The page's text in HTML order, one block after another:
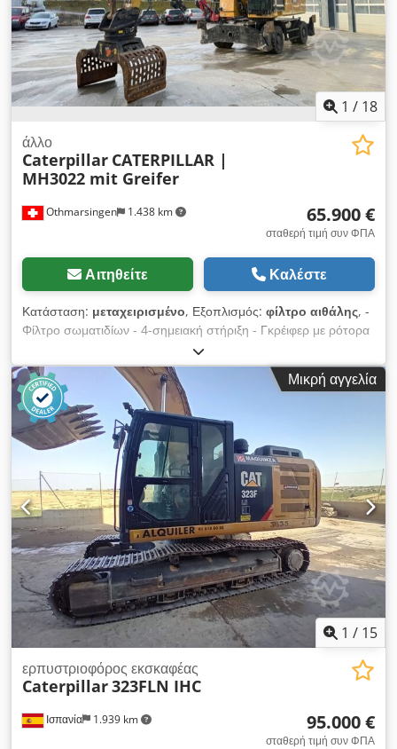
1 / 18
Othmarsingen 1.438 km
άλλο
Caterpillar CATERPILLAR |
MH3022 mit Greifer
65.900 €
σταθερή τιμή συν ΦΠΑ
Αιτηθείτε Καλέστε
Κατάσταση: μεταχειρισμένο, Εξοπλισμός: φίλτρο αιθάλης, -
Φίλτρο σωματιδίων - 4-σημειακή στήριξη - Γκρέιφερ με ρότορα
- 11.740 ώρες εργασίας Ανάρτηση: Υδραυλική Csdpfjy Srd Esx
Actoha
Μικρή αγγελία
1 / 15
Ισπανία 1.939 km
ερπυστριοφόρος εκσκαφέας
Caterpillar323FLN IHC
95.000 €
σταθερή τιμή συν ΦΠΑ